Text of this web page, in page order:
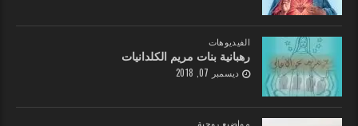
الفيديوهات
رهبانية بنات مريم الكلدانيات
ديسمبر 07, 2018
مواضيع روحية